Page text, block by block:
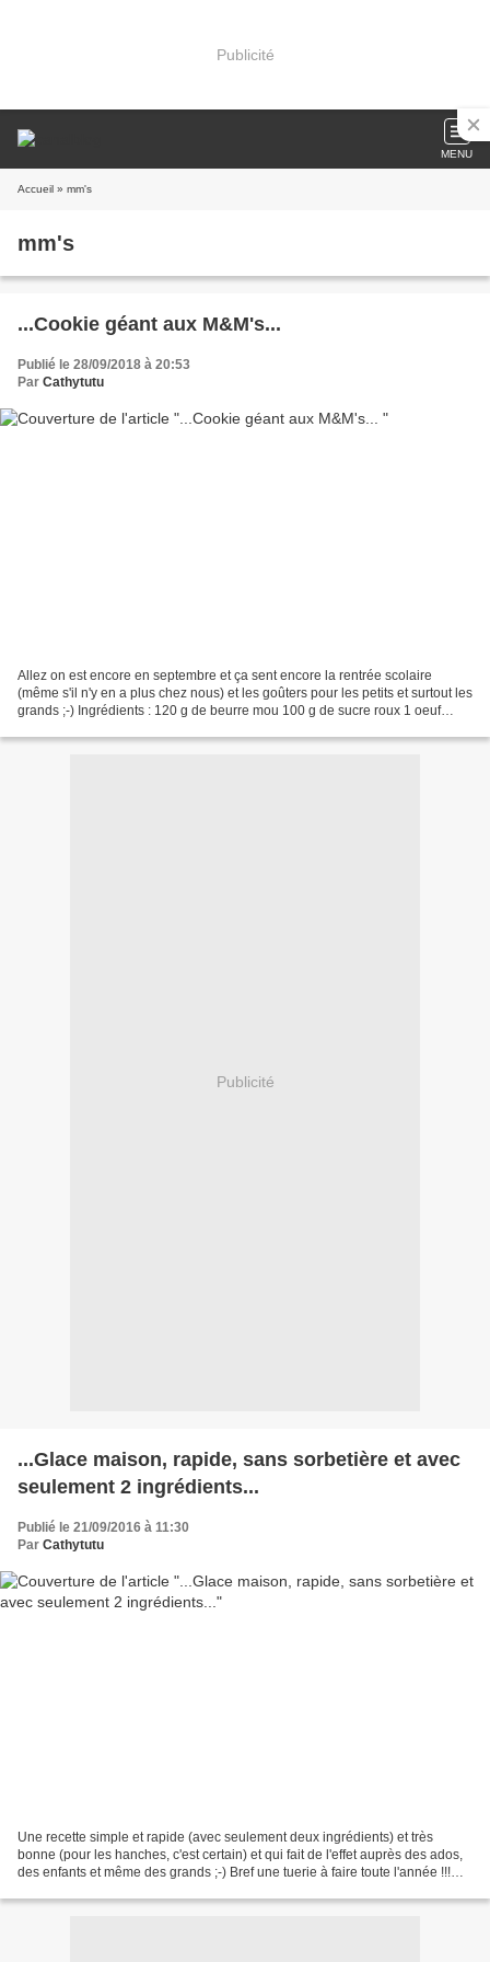
Publicité
MENU
Accueil » mm's
mm's
...Cookie géant aux M&M's...
Publié le 28/09/2018 à 20:53
Par Cathytutu
Allez on est encore en septembre et ça sent encore la rentrée scolaire
(même s'il n'y en a plus chez nous) et les goûters pour les petits et surtout les
grands ;-) Ingrédients : 120 g de beurre mou 100 g de sucre roux 1 oeuf
Publicité
...Glace maison, rapide, sans sorbetière et avec
seulement 2 ingrédients...
Publié le 21/09/2016 à 11:30
Par Cathytutu
Une recette simple et rapide (avec seulement deux ingrédients) et très
bonne (pour les hanches, c'est certain) et qui fait de l'effet auprès des ados,
des enfants et même des grands ;-) Bref une tuerie à faire toute l'année !!!